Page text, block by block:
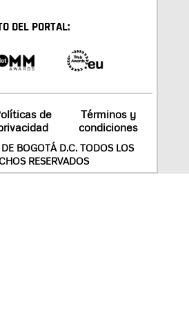
DEL PORTAL:
de
Términos y
condiciones
BOGOTÁ D.C. TODOS LOS
RESERVADOS